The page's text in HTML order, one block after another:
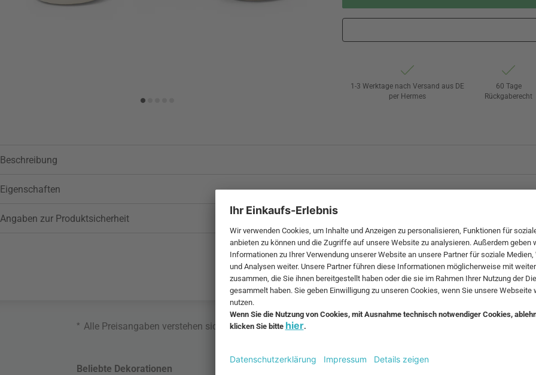
1-3 Werktage nach Versand aus DE
per Hermes
60 Tage
Rückgaberecht
Beschreibung
Eigenschaften
Angaben zur Produktsicherheit
* Alle Preisangaben verstehen sich inklusive MwSt. und zzgl.
Beliebte Dekorationen